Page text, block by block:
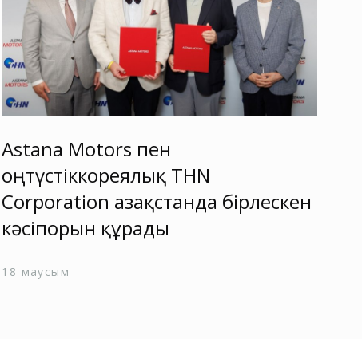
Astana Motors пен
оңтүстіккореялық THN
Corporation Қазақстанда бірлескен
кәсіпорын құрады
18 маусым